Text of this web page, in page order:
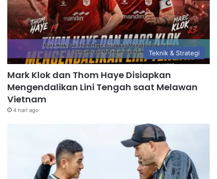
Teknik & Strategi
Mark Klok dan Thom Haye Disiapkan
Mengendalikan Lini Tengah saat Melawan
Vietnam
4 hari ago